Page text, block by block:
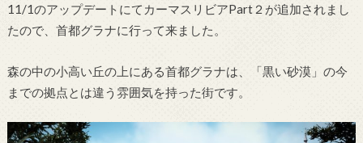
11/1のアップデートにてカーマスリビアPart２が追加されまし
たので、首都グラナに行って来ました。
森の中の小高い丘の上にある首都グラナは、「黒い砂漠」の今
までの拠点とは違う雰囲気を持った街です。